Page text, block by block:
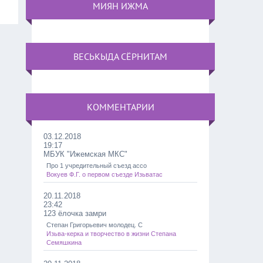
МИЯН ИЖМА
ВЕСЬКЫДА СЁРНИТАМ
КОММЕНТАРИИ
03.12.2018
19:17
МБУК "Ижемская МКС"
Про 1 учредительный съезд ассо
Вокуев Ф.Г. о первом съезде Изьватас
20.11.2018
23:42
123 ёлочка замри
Степан Григорьевич молодец. С
Изьва-керка и творчество в жизни Степана
Семяшкина